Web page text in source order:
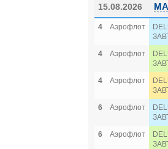
15.08.2026
4 Аэрофлот
4
Аэрофлот
4
Аэрофлот
6
Аэрофлот
6
Аэрофлот